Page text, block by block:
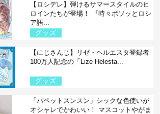
【ロシデレ】弾けるサマースタイルのヒ
ロインたちが登場！ 『時々ボソッとロシ
ア語...
グッズ
【にじさんじ】リゼ・ヘルエスタ登録者
100万人記念の「Lize Helesta...
グッズ
「パペットスンスン」シックな色使いが
オシャレでかわいい！ マスコットやがま